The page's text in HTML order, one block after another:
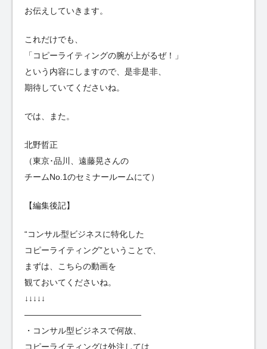
お伝えしていきます。
これだけでも、
「コピーライティングの腕が上がるぜ！」
という内容にしますので、是非是非、
期待していてくださいね。
では、また。
北野哲正
（東京･品川、遠藤晃さんの
チームNo.1のセミナールームにて）
【編集後記】
“コンサル型ビジネスに特化した
コピーライティング”ということで、
まずは、こちらの動画を
観ておいてくださいね。
↓↓↓↓↓
——————————————
・コンサル型ビジネスで何故、
コピーライティングは外注しては